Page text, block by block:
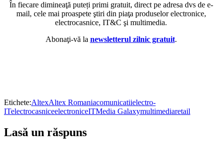
În fiecare dimineaţă puteți primi gratuit, direct pe adresa dvs de e-
mail, cele mai proaspete ştiri din piaţa produselor electronice,
electrocasnice, IT&C şi multimedia.
Abonaţi-vă la newsletterul zilnic gratuit.
Etichete:AltexAltex Romaniacomunicatiielectro-
ITelectrocasniceelectroniceITMedia Galaxymultimediaretail
Lasă un răspuns